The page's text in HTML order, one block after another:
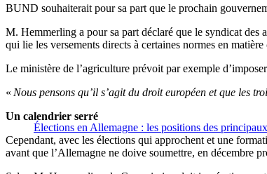
BUND souhaiterait pour sa part que le prochain
M. Hemmerling a pour sa part déclaré que le syndicat des
qui lie les versements directs à certaines normes en
Le ministère de l’agriculture prévoit par exemple
« Nous pensons qu’il s’agit du droit européen et que les
Élections en Allemagne : les positions des
Un calendrier serré
Cependant, avec les élections qui approchent et une
avant que l’Allemagne ne doive soumettre, en décembre